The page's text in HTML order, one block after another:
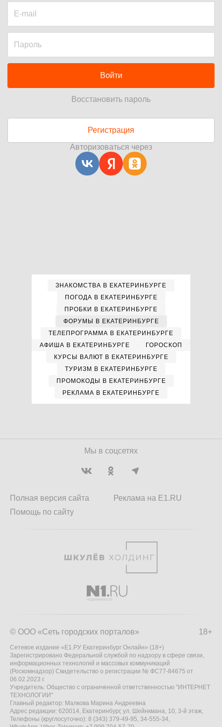
Войти
Восстановить пароль
Регистрация
Авторизоваться через
ЗНАКОМСТВА В ЕКАТЕРИНБУРГЕ
ПОГОДА В ЕКАТЕРИНБУРГЕ
ПРОБКИ В ЕКАТЕРИНБУРГЕ
ФОРУМЫ В ЕКАТЕРИНБУРГЕ
ТЕЛЕПРОГРАММА В ЕКАТЕРИНБУРГЕ
АФИША В ЕКАТЕРИНБУРГЕ
ГОРОСКОП
КУРСЫ ВАЛЮТ В ЕКАТЕРИНБУРГЕ
ТУРИЗМ В ЕКАТЕРИНБУРГЕ
ПРОМОКОДЫ В ЕКАТЕРИНБУРГЕ
РЕКЛАМА В ЕКАТЕРИНБУРГЕ
Мы в соцсетях
Полная версия сайта
Помощь по сайту
Реклама на E1.RU
18+
© ООО «Сеть городских порталов»
Сетевое издание «Е1.РУ Екатеринбург Онлайн» (18+)
Зарегистрировано Федеральной службой по надзору в сфере связи,
информационных технологий и массовых коммуникаций
(Роскомнадзор) Свидетельство о регистрации № ФС77-84675 от
06.02.2023 г.
Учредитель: Общество с ограниченной ответственностью "ИНТЕРНЕТ
ТЕХНОЛОГИИ"
Главный редактор: Малкова Марина Андреевна
Адрес редакции: 620014, Екатеринбург, ул. Шейнкмана, 10, 3-й этаж,
Телефоны (круглосуточно): 8 (343) 379-49-95, 34-555-34,